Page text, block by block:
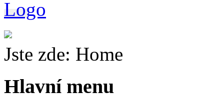
Jste zde: Home
Hlavní menu